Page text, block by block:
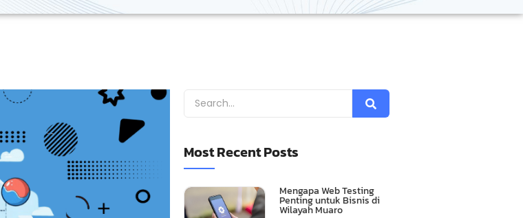
Most Recent Posts
Mengapa Web Testing
Penting untuk Bisnis di
Wilayah Muaro